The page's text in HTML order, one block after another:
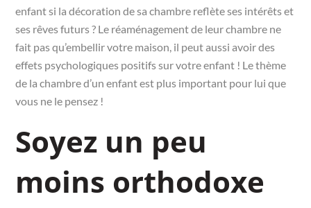
enfant si la décoration de sa chambre reflète ses intérêts et
ses rêves futurs ? Le réaménagement de leur chambre ne
fait pas qu’embellir votre maison, il peut aussi avoir des
effets psychologiques positifs sur votre enfant ! Le thème
de la chambre d’un enfant est plus important pour lui que
vous ne le pensez !
Soyez un peu
moins orthodoxe